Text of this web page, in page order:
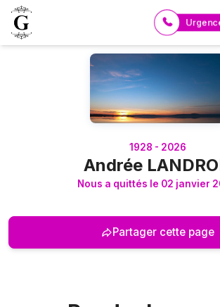
Logo Pompes Funèbres GUERIN
1928 - 2026
Andrée
Nous a quittés le 02 janvier
Partager cette page